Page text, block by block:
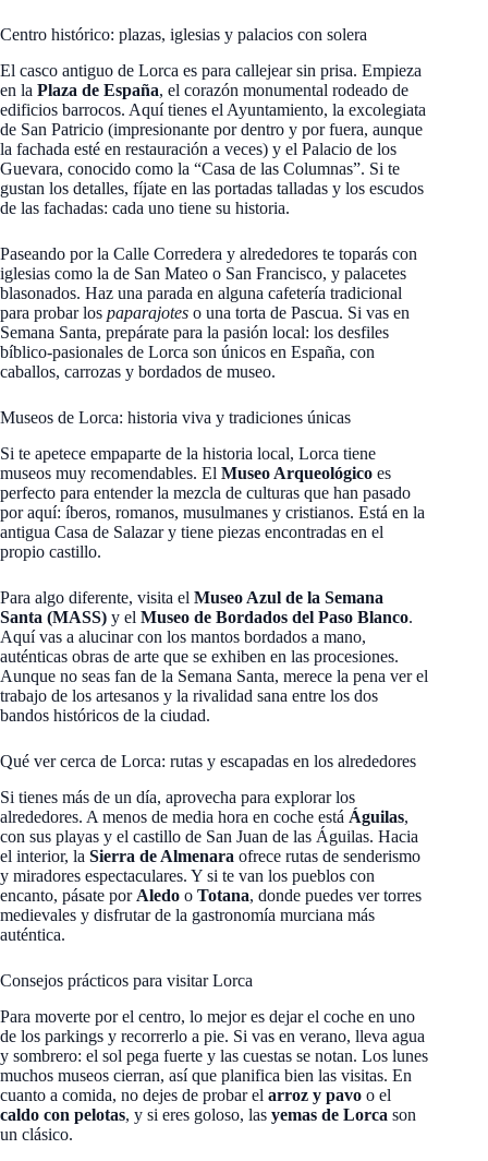
Centro histórico: plazas, iglesias y palacios con solera
El casco antiguo de Lorca es para callejear sin prisa. Empieza
en la Plaza de España, el corazón monumental rodeado de
edificios barrocos. Aquí tienes el Ayuntamiento, la excolegiata
de San Patricio (impresionante por dentro y por fuera, aunque
la fachada esté en restauración a veces) y el Palacio de los
Guevara, conocido como la “Casa de las Columnas”. Si te
gustan los detalles, fíjate en las portadas talladas y los escudos
de las fachadas: cada uno tiene su historia.
Paseando por la Calle Corredera y alrededores te toparás con
iglesias como la de San Mateo o San Francisco, y palacetes
blasonados. Haz una parada en alguna cafetería tradicional
para probar los paparajotes o una torta de Pascua. Si vas en
Semana Santa, prepárate para la pasión local: los desfiles
bíblico-pasionales de Lorca son únicos en España, con
caballos, carrozas y bordados de museo.
Museos de Lorca: historia viva y tradiciones únicas
Si te apetece empaparte de la historia local, Lorca tiene
museos muy recomendables. El Museo Arqueológico es
perfecto para entender la mezcla de culturas que han pasado
por aquí: íberos, romanos, musulmanes y cristianos. Está en la
antigua Casa de Salazar y tiene piezas encontradas en el
propio castillo.
Para algo diferente, visita el Museo Azul de la Semana
Santa (MASS) y el Museo de Bordados del Paso Blanco.
Aquí vas a alucinar con los mantos bordados a mano,
auténticas obras de arte que se exhiben en las procesiones.
Aunque no seas fan de la Semana Santa, merece la pena ver el
trabajo de los artesanos y la rivalidad sana entre los dos
bandos históricos de la ciudad.
Qué ver cerca de Lorca: rutas y escapadas en los alrededores
Si tienes más de un día, aprovecha para explorar los
alrededores. A menos de media hora en coche está Águilas,
con sus playas y el castillo de San Juan de las Águilas. Hacia
el interior, la Sierra de Almenara ofrece rutas de senderismo
y miradores espectaculares. Y si te van los pueblos con
encanto, pásate por Aledo o Totana, donde puedes ver torres
medievales y disfrutar de la gastronomía murciana más
auténtica.
Consejos prácticos para visitar Lorca
Para moverte por el centro, lo mejor es dejar el coche en uno
de los parkings y recorrerlo a pie. Si vas en verano, lleva agua
y sombrero: el sol pega fuerte y las cuestas se notan. Los lunes
muchos museos cierran, así que planifica bien las visitas. En
cuanto a comida, no dejes de probar el arroz y pavo o el
caldo con pelotas, y si eres goloso, las yemas de Lorca son
un clásico.